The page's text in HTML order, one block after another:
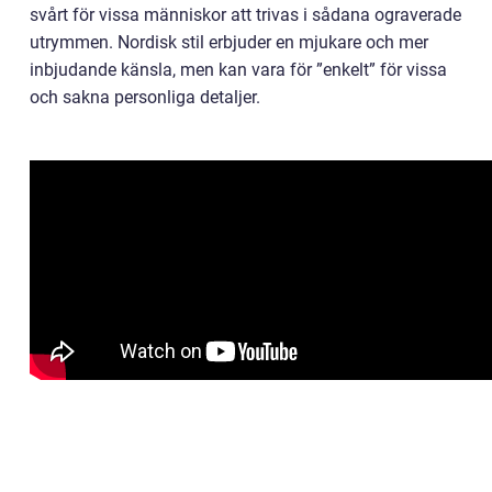
svårt för vissa människor att trivas i sådana ograverade
utrymmen. Nordisk stil erbjuder en mjukare och mer
inbjudande känsla, men kan vara för ”enkelt” för vissa
och sakna personliga detaljer.